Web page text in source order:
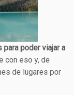
poder viajar a
con eso y, de
de lugares por